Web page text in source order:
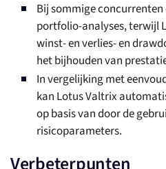
Bij sommige
portfolio-analyses, terwijl
winst- en verlies- en
het bijhouden van
In vergelijking met
kan Lotus Valtrix
op basis van door de
risicoparameters.